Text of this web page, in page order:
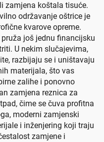
zamjena koštala tisuće.
održavanje oštrice je
kvarove opreme.
još jednu financijsku
U nekim slučajevima,
razbijaju se i uništavaju
materijala, što vas
zalihe i ponovno
zamjena reznica za
čime se čuva profitna
moderni zamjenski
i inženjering koji traju
zamjene i